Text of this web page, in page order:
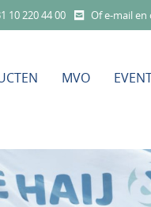
10 220 44 00 Of e-mail
MVO